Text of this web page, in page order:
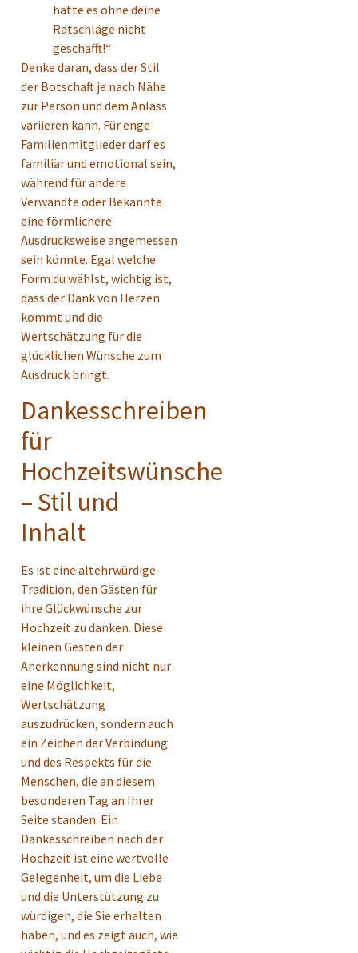
hätte es ohne deine
Ratschläge nicht
geschafft!“
Denke daran, dass der Stil
der Botschaft je nach Nähe
zur Person und dem Anlass
variieren kann. Für enge
Familienmitglieder darf es
familiär und emotional sein,
während für andere
Verwandte oder Bekannte
eine förmlichere
Ausdrucksweise angemessen
sein könnte. Egal welche
Form du wählst, wichtig ist,
dass der Dank von Herzen
kommt und die
Wertschätzung für die
glücklichen Wünsche zum
Ausdruck bringt.
Dankesschreiben
für
Hochzeitswünsche
– Stil und
Inhalt
Es ist eine altehrwürdige
Tradition, den Gästen für
ihre Glückwünsche zur
Hochzeit zu danken. Diese
kleinen Gesten der
Anerkennung sind nicht nur
eine Möglichkeit,
Wertschätzung
auszudrücken, sondern auch
ein Zeichen der Verbindung
und des Respekts für die
Menschen, die an diesem
besonderen Tag an Ihrer
Seite standen. Ein
Dankesschreiben nach der
Hochzeit ist eine wertvolle
Gelegenheit, um die Liebe
und die Unterstützung zu
würdigen, die Sie erhalten
haben, und es zeigt auch, wie